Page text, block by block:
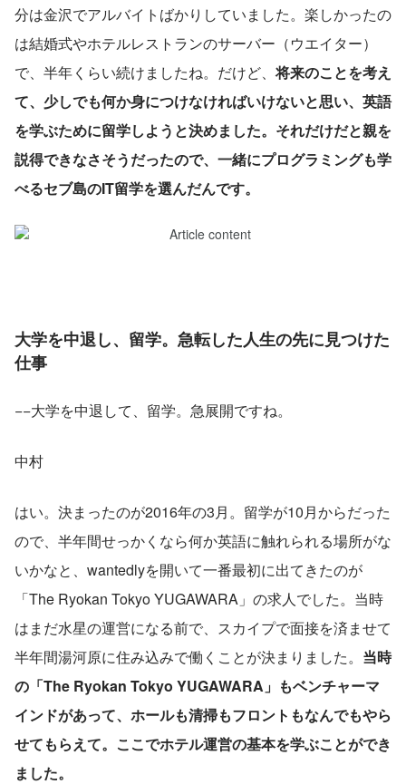
分は金沢でアルバイトばかりしていました。楽しかったの
は結婚式やホテルレストランのサーバー（ウエイター）
で、半年くらい続けましたね。だけど、将来のことを考え
て、少しでも何か身につけなければいけないと思い、英語
を学ぶために留学しようと決めました。それだけだと親を
説得できなさそうだったので、一緒にプログラミングも学
べるセブ島のIT留学を選んだんです。
大学を中退し、留学。急転した人生の先に見つけた
仕事
−−大学を中退して、留学。急展開ですね。
中村
はい。決まったのが2016年の3月。留学が10月からだった
ので、半年間せっかくなら何か英語に触れられる場所がな
いかなと、wantedlyを開いて一番最初に出てきたのが
「The Ryokan Tokyo YUGAWARA」の求人でした。当時
はまだ水星の運営になる前で、スカイプで面接を済ませて
半年間湯河原に住み込みで働くことが決まりました。 当時
の「The Ryokan Tokyo YUGAWARA」もベンチャーマ
インドがあって、ホールも清掃もフロントもなんでもやら
せてもらえて。ここでホテル運営の基本を学ぶことができ
ました。